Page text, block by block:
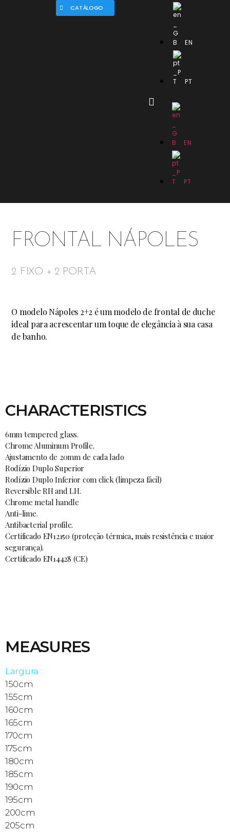
CATÁLOGO
EN
PT
EN
PT
FRONTAL NÁPOLES
2 FIXO + 2 PORTA
O modelo Nápoles 2+2 é um modelo de frontal de duche
ideal para acrescentar um toque de elegância à sua casa
de banho.
CHARACTERISTICS
6mm tempered glass.
Chrome Aluminum Profile.
Ajustamento de 20mm de cada lado
Rodízio Duplo Superior
Rodízio Duplo Inferior com click (limpeza fácil)
Reversible RH and LH.
Chrome metal handle
Anti-lime.
Antibacterial profile.
Certificado EN12150 (proteção térmica, mais resistência e maior
segurança).
Certificado EN14428 (CE)
MEASURES
Largura :
150cm
155cm
160cm
165cm
170cm
175cm
180cm
185cm
190cm
195cm
200cm
205cm